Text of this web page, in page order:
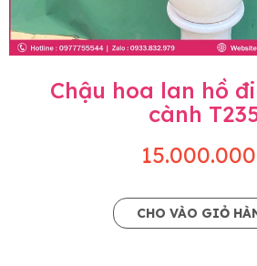
Chậu hoa lan hồ
cành
CHO VÀO GIỎ